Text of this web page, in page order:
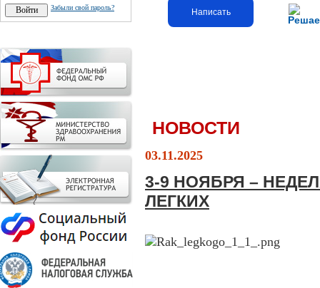
Забыли свой пароль? Написать
НОВОСТИ
03.11.2025
3-9 НОЯБРЯ –
ЛЕГКИХ